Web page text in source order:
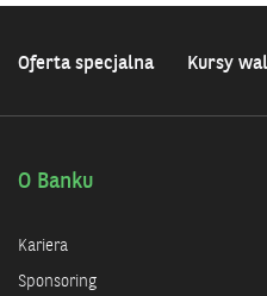
Oferta specjalna Kursy
O Banku
Kariera
Sponsoring